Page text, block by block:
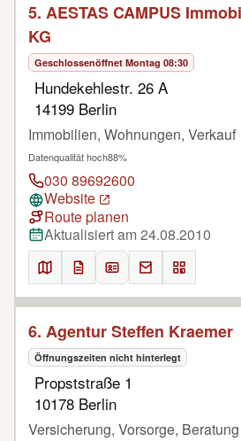
5. AESTAS CAMPUS
KG
Geschlossenöffnet Montag 08:30
Hundekehlestr. 26 A
14199 Berlin
Immobilien, Wohnungen, Verkauf
Datenqualität hoch88%
030 89692600
Website
Route planen
Aktualisiert am 24.08.2010
6. Agentur Steffen Kraemer
Öffnungszeiten nicht hinterlegt
Propststraße 1
10178 Berlin
Versicherung, Vorsorge, Beratung